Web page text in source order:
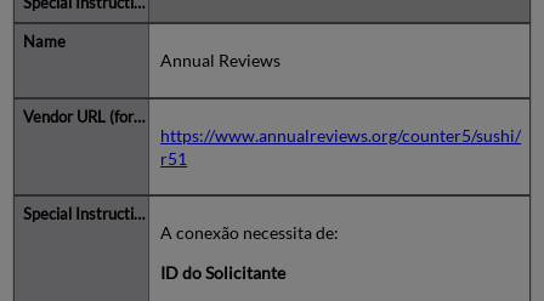
Annual Reviews
https://www.annualreviews.org/counter5/sushi/
r51
A conexão necessita de:
ID do Solicitante